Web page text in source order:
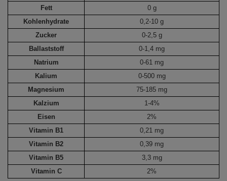
Fett
0 g
Kohlenhydrate
0,2-10 g
Zucker
0-2,5 g
Ballaststoff
0-1,4 mg
Natrium
0-61 mg
Kalium
0-500 mg
Magnesium
75-185 mg
Kalzium
1-4%
Eisen
2%
Vitamin B1
0,21 mg
Vitamin B2
0,39 mg
Vitamin B5
3,3 mg
Vitamin C
2%